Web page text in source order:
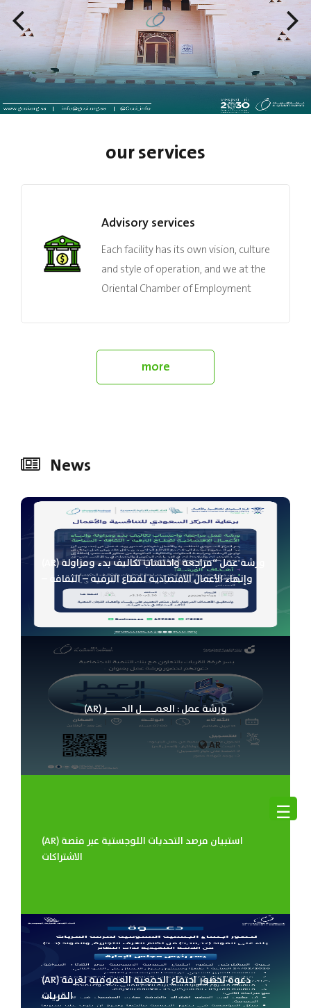
AR
☰
our services
Advisory services
Each facility has its own vision, culture
and style of operation, and we at the
Oriental Chamber of Employment
through our consultancy services we
seek to provide all the information,
solutions and suggestions that can
help managers, officials and specialists
more
News
(AR) ورشة عمل “مراجعة واحتساب تكاليف بدء ومزاولة
وإنهاء الأعمال الاقتصادية لقطاع الترفيه – الثقافة –
السياحة”
(AR) ورشة عمل : العمـــــل الحـــــر
(AR) استبيان مرصد التحديات اللوجستية عبر منصة
الاشتراكات
(AR) دعوة لحضور اجتماع الجمعية العمومية لغرفة
القريات